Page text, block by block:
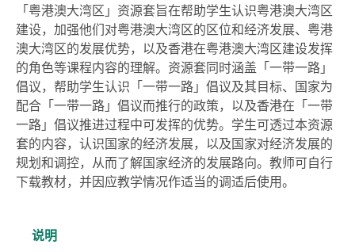
「粤港澳大湾区」资源套旨在帮助学生认识粤港澳大湾区
建设，加强他们对粤港澳大湾区的区位和经济发展、粤港
澳大湾区的发展优势，以及香港在粤港澳大湾区建设发挥
的角色等课程内容的理解。资源套同时涵盖「一带一路」
倡议，帮助学生认识「一带一路」倡议及其目标、国家为
配合「一带一路」倡议而推行的政策，以及香港在「一带
一路」倡议推进过程中可发挥的优势。学生可透过本资源
套的内容，认识国家的经济发展，以及国家对经济发展的
规划和调控，从而了解国家经济的发展路向。教师可自行
下载教材，并因应教学情况作适当的调适后使用。
说明